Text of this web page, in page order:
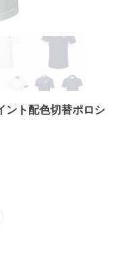
ント配色切替ポロシ